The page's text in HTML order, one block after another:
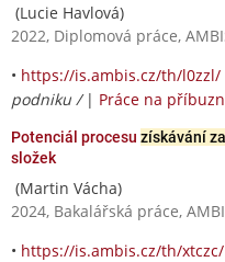
(Lucie Havlová)
2022, Diplomová práce,
• https://is.ambis.cz/th/l0zzl/
podniku / | Práce na
Potenciál procesu získávání
složek
(Martin Vácha)
2024, Bakalářská práce,
• https://is.ambis.cz/th/xtczc/